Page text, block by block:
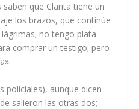
que Clarita tiene un
los brazos, que continúe
no tengo plata
comprar un testigo; pero
policiales), aunque dicen
salieron las otras dos;